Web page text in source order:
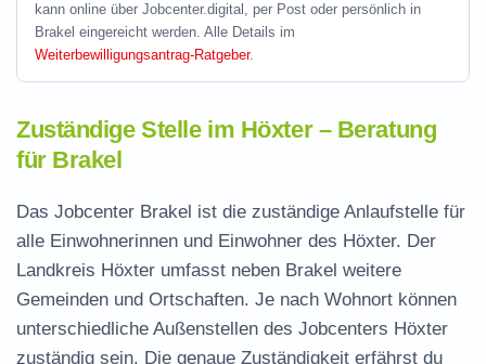
kann online über Jobcenter.digital, per Post oder persönlich in
Brakel eingereicht werden. Alle Details im
Weiterbewilligungsantrag-Ratgeber.
Zuständige Stelle im Höxter – Beratung
für Brakel
Das Jobcenter Brakel ist die zuständige Anlaufstelle für
alle Einwohnerinnen und Einwohner des Höxter. Der
Landkreis Höxter umfasst neben Brakel weitere
Gemeinden und Ortschaften. Je nach Wohnort können
unterschiedliche Außenstellen des Jobcenters Höxter
zuständig sein. Die genaue Zuständigkeit erfährst du